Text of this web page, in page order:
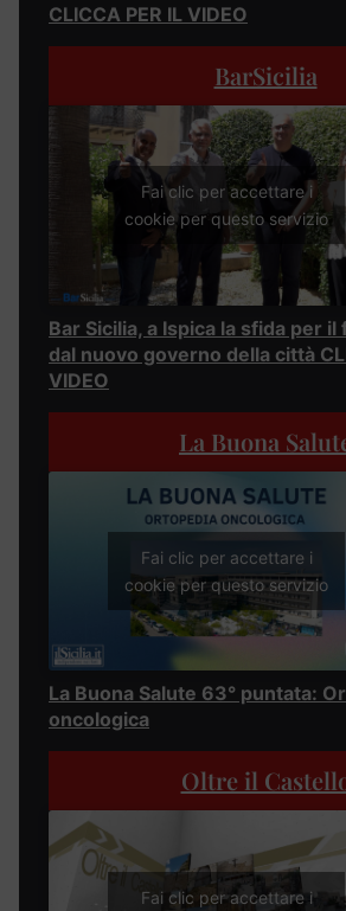
CLICCA PER IL VIDEO
BarSicilia
Fai clic per accettare i
cookie per questo servizio
Bar Sicilia, a Ispica la sfida per
dal nuovo governo della città
VIDEO
La Buona
Fai clic per accettare i
cookie per questo servizio
La Buona Salute 63° puntata:
oncologica
Oltre il
Fai clic per accettare i